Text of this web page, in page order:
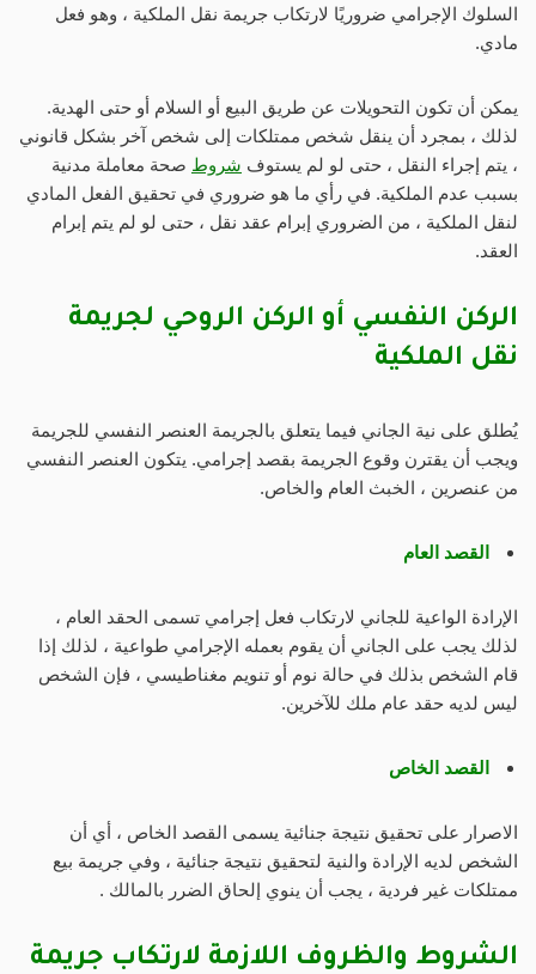
السلوك الإجرامي ضروريًا لارتكاب جريمة نقل الملكية ، وهو فعل
مادي.
يمكن أن تكون التحويلات عن طريق البيع أو السلام أو حتى الهدية.
لذلك ، بمجرد أن ينقل شخص ممتلكات إلى شخص آخر بشكل قانوني
، يتم إجراء النقل ، حتى لو لم يستوف شروط صحة معاملة مدنية
بسبب عدم الملكية. في رأي ما هو ضروري في تحقيق الفعل المادي
لنقل الملكية ، من الضروري إبرام عقد نقل ، حتى لو لم يتم إبرام
العقد.
الركن النفسي أو الركن الروحي لجريمة
نقل الملكية
يُطلق على نية الجاني فيما يتعلق بالجريمة العنصر النفسي للجريمة
ويجب أن يقترن وقوع الجريمة بقصد إجرامي. يتكون العنصر النفسي
من عنصرين ، الخبث العام والخاص.
القصد العام
الإرادة الواعية للجاني لارتكاب فعل إجرامي تسمى الحقد العام ،
لذلك يجب على الجاني أن يقوم بعمله الإجرامي طواعية ، لذلك إذا
قام الشخص بذلك في حالة نوم أو تنويم مغناطيسي ، فإن الشخص
ليس لديه حقد عام ملك للآخرين.
القصد الخاص
الاصرار على تحقيق نتيجة جنائية يسمى القصد الخاص ، أي أن
الشخص لديه الإرادة والنية لتحقيق نتيجة جنائية ، وفي جريمة بيع
ممتلكات غير فردية ، يجب أن ينوي إلحاق الضرر بالمالك .
الشروط والظروف اللازمة لارتكاب جريمة